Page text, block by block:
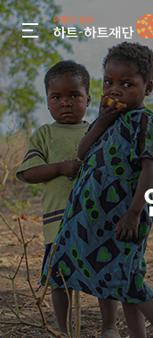
gnb menu open
인기 키워드
#정기후원#하트플